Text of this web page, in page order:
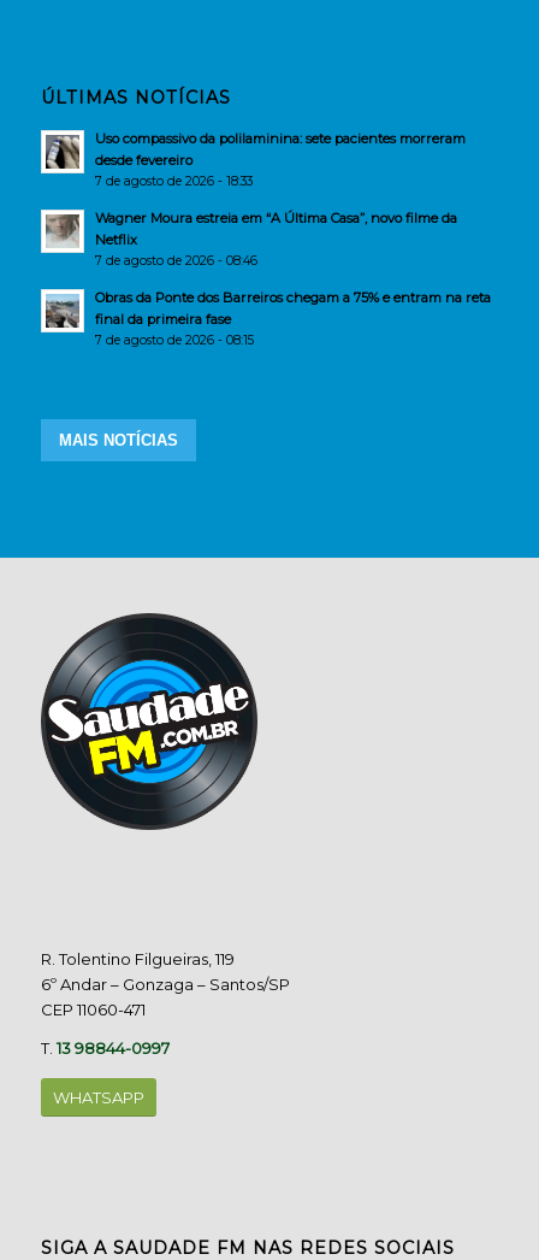
ÚLTIMAS NOTÍCIAS
Uso compassivo da polilaminina: sete pacientes morreram
desde fevereiro
7 de agosto de 2026 - 18:33
Wagner Moura estreia em “A Última Casa”, novo filme da
Netflix
7 de agosto de 2026 - 08:46
Obras da Ponte dos Barreiros chegam a 75% e entram na reta
final da primeira fase
7 de agosto de 2026 - 08:15
MAIS NOTÍCIAS
R. Tolentino Filgueiras, 119
6º Andar – Gonzaga – Santos/SP
CEP 11060-471
T.13 98844-0997
WHATSAPP
SIGA A SAUDADE FM NAS REDES SOCIAIS